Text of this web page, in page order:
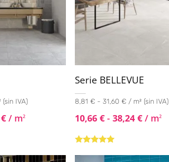
IVA)
€ / m2
Serie BELLEVUE
8,81 € - 31,60 € / m² (sin IVA)
10,66 € - 38,24 €/ m2
5.00